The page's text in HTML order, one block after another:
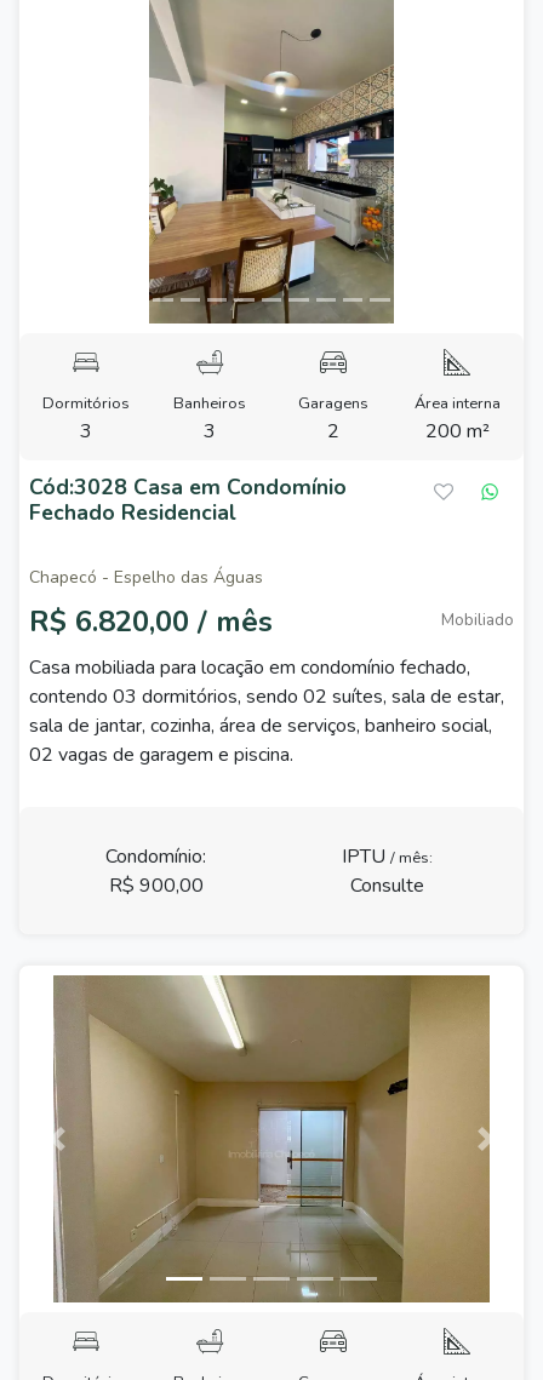
Dormitórios
3
Banheiros
3
Garagens
2
Área interna
200 m²
Cód:3028 Casa em Condomínio
Fechado Residencial
Chapecó - Espelho das Águas
R$ 6.820,00 / mês Mobiliado
Casa mobiliada para locação em condomínio fechado,
contendo 03 dormitórios, sendo 02 suítes, sala de estar,
sala de jantar, cozinha, área de serviços, banheiro social,
02 vagas de garagem e piscina.
Condomínio:
R$ 900,00
IPTU / mês:
Consulte
Previous Next